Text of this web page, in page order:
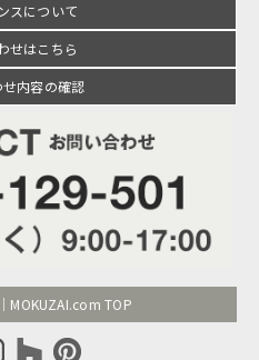
スについて
せはこちら
内容の確認
MOKUZAI.com TOP